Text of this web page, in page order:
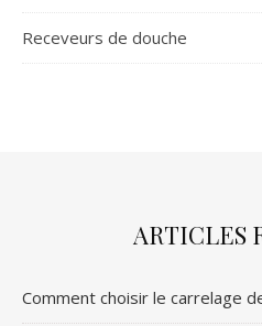
Receveurs de douche
ARTICLES
Comment choisir le carrelage